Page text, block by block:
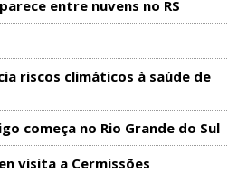
entre nuvens no RS
riscos climáticos à saúde de
começa no Rio Grande do Sul
visita a Cermissões